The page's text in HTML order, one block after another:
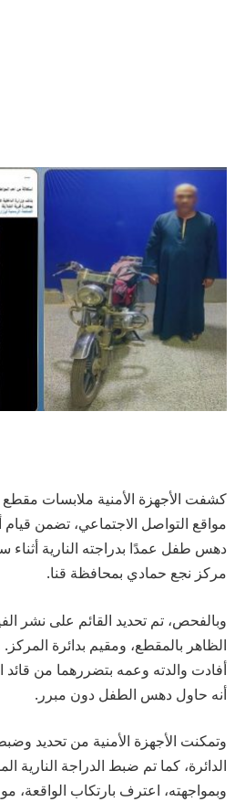
كشفت الأجهزة الأمنية ملابسات مقطع
مواقع التواصل الاجتماعي، تضمن
دهس طفل عمدًا بدراجته النارية أثناء
مركز نجع حمادي بمحافظة قنا.
وبالفحص، تم تحديد القائم على نشر
الظاهر بالمقطع، ومقيم بدائرة
أفادت والدته وعمه بتضررهما من قائد
أنه حاول دهس الطفل دون مبرر.
وتمكنت الأجهزة الأمنية من تحديد
الدائرة، كما تم ضبط الدراجة النارية
وبمواجهته، اعترف بارتكاب الواقعة،